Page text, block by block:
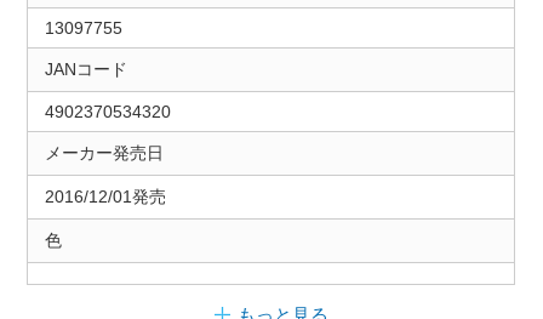
13097755
JANコード
4902370534320
メーカー発売日
2016/12/01発売
色
もっと見る